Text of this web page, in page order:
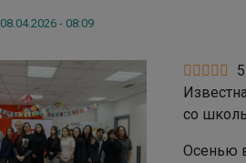
08.04.2026 - 08:09
5
со
Осенью